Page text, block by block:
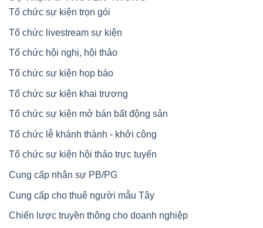
Tổ chức sự kiện trọn gói
Tổ chức livestream sự kiện
Tổ chức hội nghị, hội thảo
Tổ chức sự kiện họp báo
Tổ chức sự kiện khai trương
Tổ chức sự kiện mở bán bất động sản
Tổ chức lễ khánh thành - khởi công
Tổ chức sự kiện hội thảo trực tuyến
Cung cấp nhân sự PB/PG
Cung cấp cho thuê người mẫu Tây
Chiến lược truyền thông cho doanh nghiệp